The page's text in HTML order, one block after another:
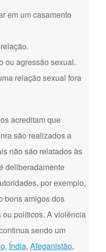
em um casamento
ou agressão sexual.
relação sexual fora
acreditam que
são realizados a
não são relatados às
deliberadamente
por exemplo,
bons amigos dos
políticos. A violência
sendo um
, Índia, Afeganistão,